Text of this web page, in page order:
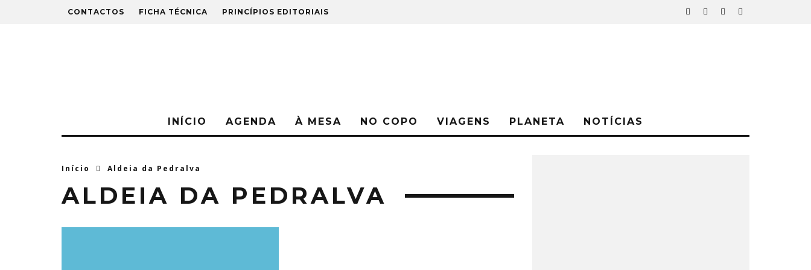
CONTACTOS FICHA TÉCNICA PRINCÍPIOS EDITORIAIS
INÍCIO AGENDA À MESA NO COPO VIAGENS PLANETA NOTÍCIAS
Início Aldeia da Pedralva
ALDEIA DA PEDRALVA